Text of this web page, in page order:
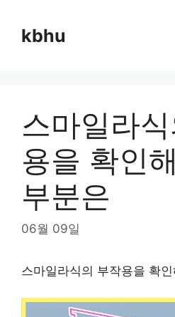
contentkbhu
스마일라
용을 확인
부분은
06월 09일
스마일라식의 부작용을 확